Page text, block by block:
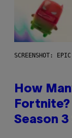
SCREENSHOT: EPIC
How
Season